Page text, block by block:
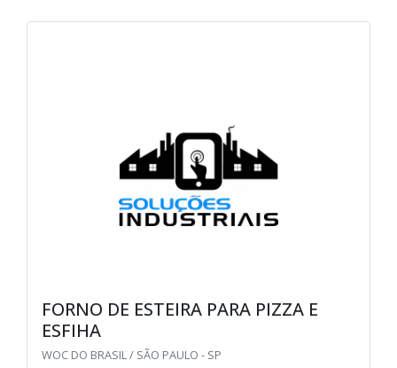
FORNO DE ESTEIRA PARA PIZZA E
ESFIHA
WOC DO BRASIL / SÃO PAULO - SP